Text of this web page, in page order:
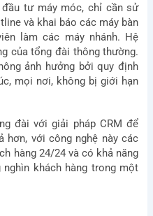
đầu tư máy móc, chỉ cần sử
và khai báo các máy bàn
làm các máy nhánh. Hệ
của tổng đài thông thường.
ảnh hưởng bởi quy định
mọi nơi, không bị giới hạn
đài với giải pháp CRM để
hơn, với công nghệ này các
hàng 24/24 và có khả năng
khách hàng trong một